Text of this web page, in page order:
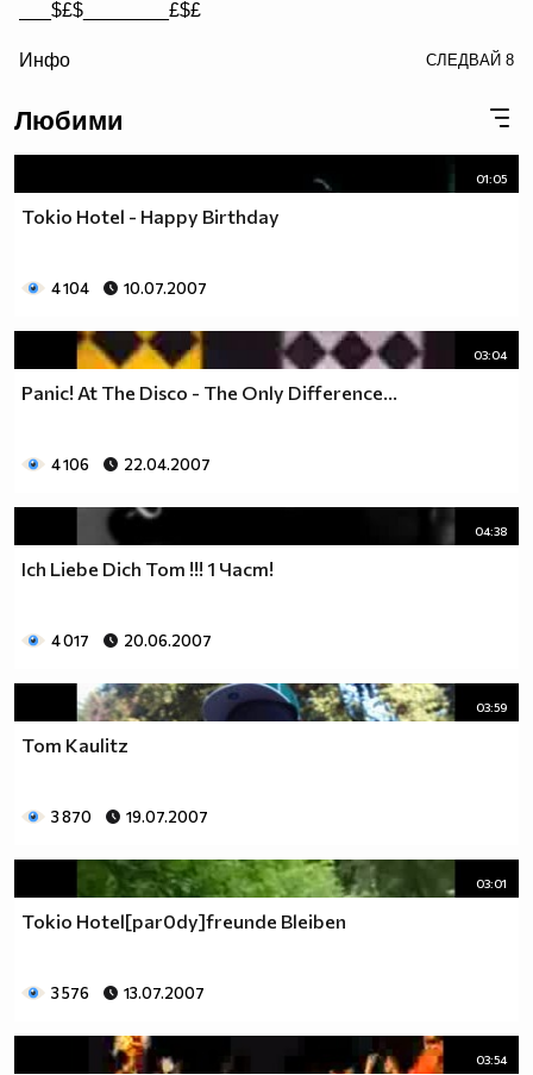
___$£$________£$£
£$£$£$________$£$£$
Инфо СЛЕДВАЙ 8
Любими
01:05
Tokio Hotel - Happy Birthday
4 104 10.07.2007
03:04
Panic! At The Disco - The Only Difference...
4 106 22.04.2007
04:38
Ich Liebe Dich Tom !!! 1 Част!
4 017 20.06.2007
03:59
Tom Kaulitz
3 870 19.07.2007
03:01
Tokio Hotel[par0dy]freunde Bleiben
3 576 13.07.2007
03:54